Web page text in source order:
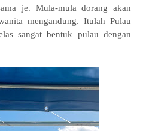
je. Mula-mula dorang akan
mengandung. Itulah Pulau
sangat bentuk pulau dengan